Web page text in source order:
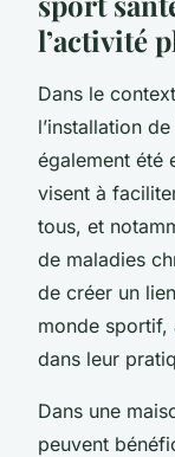
l’activité
Dans le
l’installation de
également été
visent à
tous, et
de maladies
de créer un
monde sportif,
dans leur
Dans une
peuvent